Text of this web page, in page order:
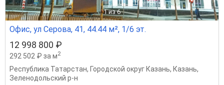
1 из 6
Офис, ул Серова, 41, 44.44 м², 1/6 эт.
12 998 800 ₽
292 502 ₽ за м2
Республика Татарстан, Городской округ Казань, Казань,
Зеленодольский р-н